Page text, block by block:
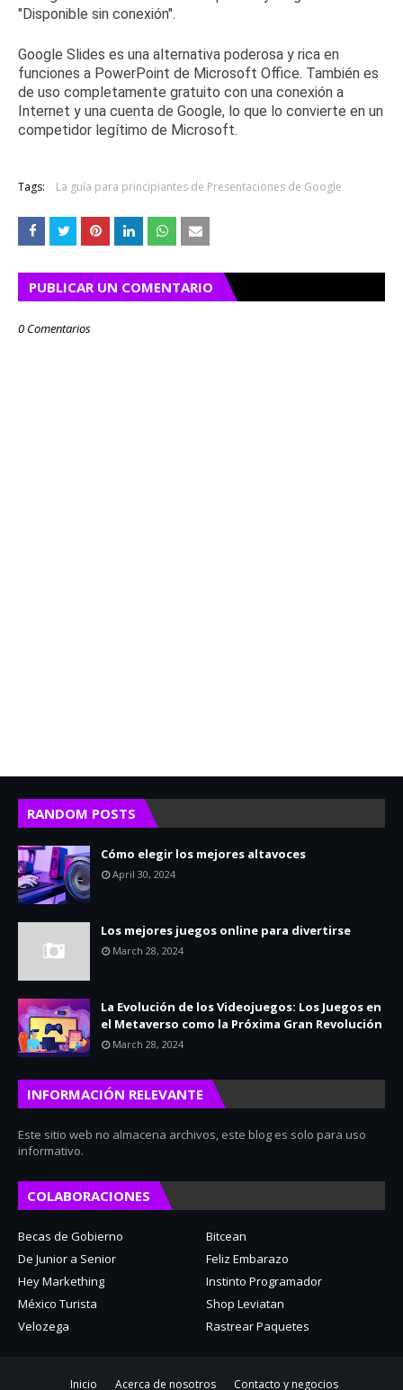
Google Slides es una alternativa poderosa y rica en
funciones a PowerPoint de Microsoft Office. También es
de uso completamente gratuito con una conexión a
Internet y una cuenta de Google, lo que lo convierte en un
competidor legítimo de Microsoft.
Tags: La guía para principiantes de Presentaciones de Google
PUBLICAR UN COMENTARIO
0 Comentarios
RANDOM POSTS
Cómo elegir los mejores altavoces
April 30, 2024
Los mejores juegos online para divertirse
March 28, 2024
La Evolución de los Videojuegos: Los Juegos en
el Metaverso como la Próxima Gran Revolución
March 28, 2024
INFORMACIÓN RELEVANTE
Este sitio web no almacena archivos, este blog es solo para uso
informativo.
COLABORACIONES
Becas de Gobierno
Bitcean
De Junior a Senior
Feliz Embarazo
Hey Markething
Instinto Programador
México Turista
Shop Leviatan
Velozega
Rastrear Paquetes
Inicio Acerca de nosotros Contacto y negocios